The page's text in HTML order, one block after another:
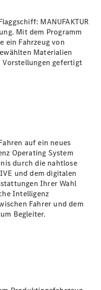
MANUFAKTUR
Mit dem Programm
ein Fahrzeug von
Materialien
gefertigt
auf ein neues
Operating System
durch die nahtlose
und dem digitalen
Ihrer Wahl
Intelligenz
Fahrer und dem
Begleiter.